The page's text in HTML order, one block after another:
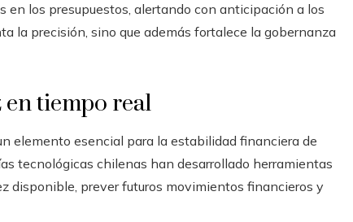
los presupuestos, alertando con anticipación a los
la precisión, sino que además fortalece la gobernanza
tiempo real
elemento esencial para la estabilidad financiera de
tecnológicas chilenas han desarrollado herramientas
disponible, prever futuros movimientos financieros y